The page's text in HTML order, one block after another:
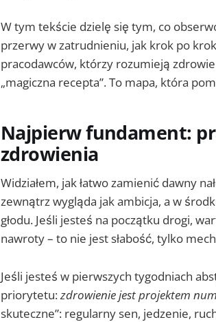
W tym tekście dzielę się tym, co
przerwy w zatrudnieniu, jak krok po
pracodawców, którzy rozumieją
„magiczna recepta”. To mapa, która
Najpierw fundament:
zdrowienia
Widziałem, jak łatwo zamienić dawny
zewnątrz wygląda jak ambicja, a w
głodu. Jeśli jesteś na początku drogi,
nawroty – to nie jest słabość, tylko
Jeśli jesteś w pierwszych tygodniach
priorytetu:zdrowienie jest projektem
skuteczne”: regularny sen, jedzenie,